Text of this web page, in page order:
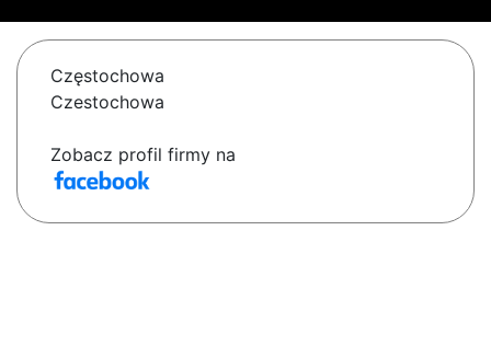
Częstochowa
Czestochowa
Zobacz profil firmy na